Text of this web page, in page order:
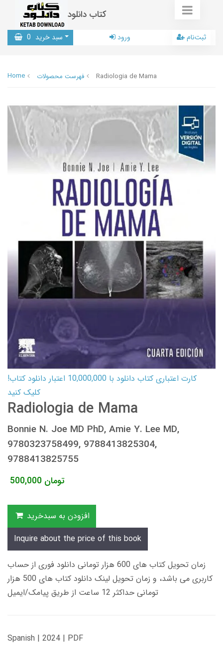
کتاب دانلود
سبد خرید 0 ورود ثبت‌نام
Home فهرست محصولات Radiologia de Mama
کارت اعتباری کتاب دانلود با 10,000,000 اعتبار دانلود کتاب!
کلیک کنید
Radiologia de Mama
Bonnie N. Joe MD PhD, Amie Y. Lee MD,
9780323758499, 9788413825304,
9788413825755
500,000 تومان
افزودن به سبدخرید
Inquire about the price of this book
زمان تحویل کتاب های 600 هزار تومانی دانلود فوری از حساب
کاربری می باشد، و زمان تحویل لینک دانلود کتاب های 500 هزار
تومانی حداکثر 12 ساعت از طریق پیامک/ایمیل
Spanish | 2024 | PDF